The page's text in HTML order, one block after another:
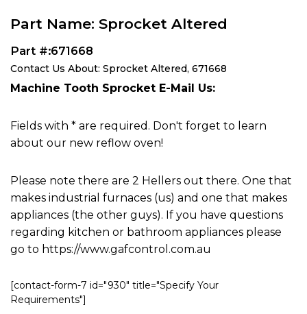
Part Name: Sprocket Altered
Part #:671668
Contact Us About: Sprocket Altered, 671668
Machine Tooth Sprocket E-Mail Us:
Fields with * are required. Don't forget to learn
about our new reflow oven!
Please note there are 2 Hellers out there. One that
makes industrial furnaces (us) and one that makes
appliances (the other guys). If you have questions
regarding kitchen or bathroom appliances please
go to https://www.gafcontrol.com.au
[contact-form-7 id="930" title="Specify Your
Requirements"]